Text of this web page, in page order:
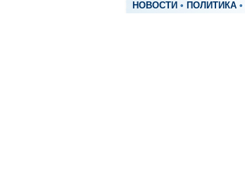
НОВОСТИ • ПОЛИТИКА •